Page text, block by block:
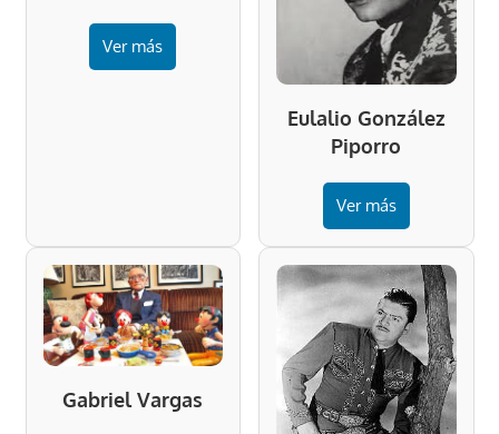
Ver más
Eulalio González
Piporro
Ver más
Gabriel Vargas